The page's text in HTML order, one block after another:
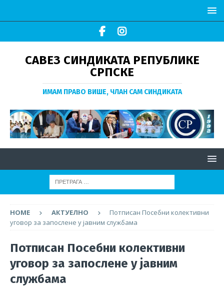
САВЕЗ СИНДИКАТА РЕПУБЛИКЕ
СРПСКЕ
ИМАМ ПРАВО ВИШЕ, ЧЛАН САМ СИНДИКАТА
HOME АКТУЕЛНО
Потписан Посебни колективни
уговор за запослене у јавним службама
Потписан Посебни колективни
уговор за запослене у јавним
службама